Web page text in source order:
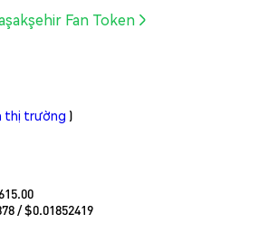
Fan Token
thị trường )
/ $0.01852419